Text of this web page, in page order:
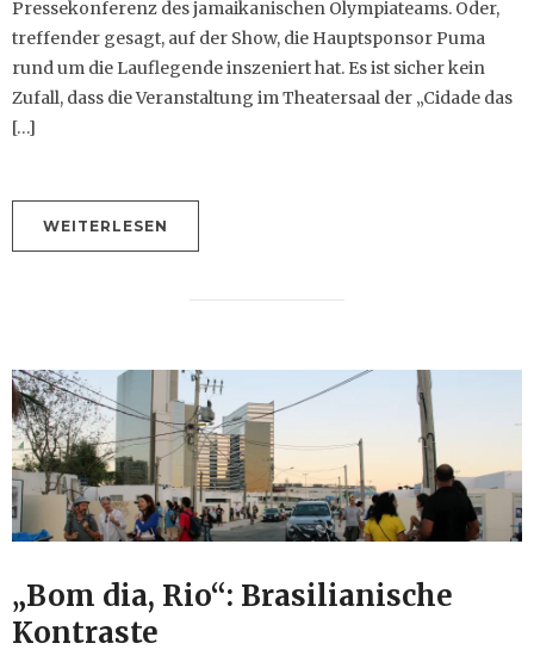
Pressekonferenz des jamaikanischen Olympiateams. Oder,
treffender gesagt, auf der Show, die Hauptsponsor Puma
rund um die Lauflegende inszeniert hat. Es ist sicher kein
Zufall, dass die Veranstaltung im Theatersaal der „Cidade das
[…]
WEITERLESEN
„Bom dia, Rio“: Brasilianische
Kontraste